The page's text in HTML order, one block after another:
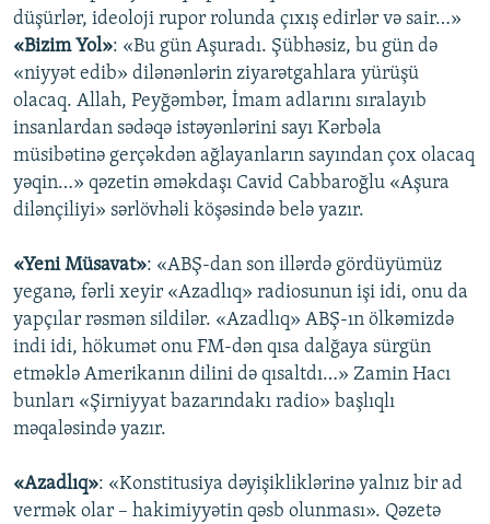
düşürlər, ideoloji rupor rolunda çıxış edirlər və sair…»
«Bizim Yol»: «Bu gün Aşuradı. Şübhəsiz, bu gün də
«niyyət edib» dilənənlərin ziyarətgahlara yürüşü
olacaq. Allah, Peyğəmbər, İmam adlarını sıralayıb
insanlardan sədəqə istəyənlərini sayı Kərbəla
müsibətinə gerçəkdən ağlayanların sayından çox olacaq
yəqin…» qəzetin əməkdaşı Cavid Cabbaroğlu «Aşura
dilənçiliyi» sərlövhəli köşəsində belə yazır.
«Yeni Müsavat»: «ABŞ-dan son illərdə gördüyümüz
yeganə, fərli xeyir «Azadlıq» radiosunun işi idi, onu da
yapçılar rəsmən sildilər. «Azadlıq» ABŞ-ın ölkəmizdə
indi idi, hökumət onu FM-dən qısa dalğaya sürgün
etməklə Amerikanın dilini də qısaltdı…» Zamin Hacı
bunları «Şirniyyat bazarındakı radio» başlıqlı
məqaləsində yazır.
«Azadlıq»: «Konstitusiya dəyişikliklərinə yalnız bir ad
vermək olar – hakimiyyətin qəsb olunması». Qəzetə